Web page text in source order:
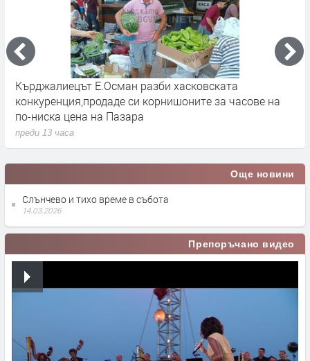
Кърджалиецът Е.Осман разби хасковската
конкуренция,продаде си корнишоните за часове на
по-ниска цена на Пазара
преди 13 часа
Още новини
Слънчево и тихо време в събота
14.03.2026
Препоръчано видео